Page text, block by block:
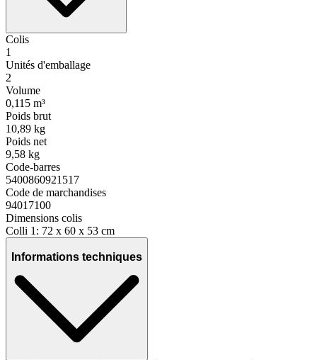
Colis
1
Unités d'emballage
2
Volume
0,115 m³
Poids brut
10,89 kg
Poids net
9,58 kg
Code-barres
5400860921517
Code de marchandises
94017100
Dimensions colis
Colli 1: 72 x 60 x 53 cm
Informations techniques